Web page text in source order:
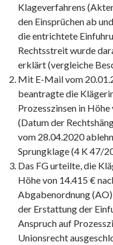
Klageverfahrens
den Einsprüchen ab
die entrichtete
Rechtsstreit wurde
erklärt (vergleiche
Mit E-Mail vom
beantragte die
Prozesszinsen in
(Datum der
vom 28.04.2020
Sprungklage (4 K 47/
Das FG urteilte, die
Höhe von 14.415 €
Abgabenordnung
der Erstattung der
Anspruch auf
Unionsrecht